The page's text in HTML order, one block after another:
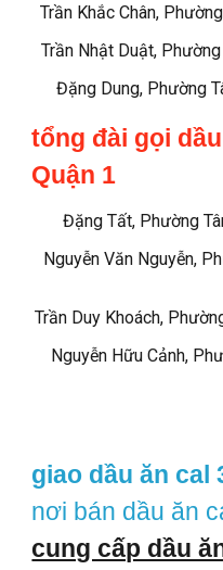
Trần Khắc Chân,
Trần Nhật Duật,
Đặng Dung, Phường
tổng đài gọi
Quận 1
Đặng Tất, Phường
Nguyễn Văn Nguyễn,
Trần Duy Khoách,
Nguyễn Hữu Cảnh,
giao dầu ăn cal
nơi bán dầu ăn
cung cấp dầu